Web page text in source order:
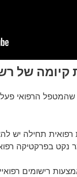
הרפואי פעל
רפואית תחילה יש
נקט בפרקטיקה
רישומים